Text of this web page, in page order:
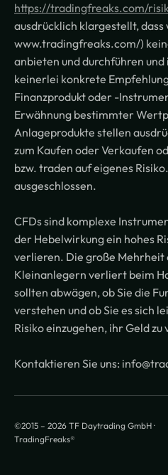
https://tradingfreaks.com/
ausdrücklich klargestellt,
www.tradingfreaks.com/)
anbieten und durchführen und
keinerlei konkrete
Finanzprodukt oder -
Erwähnung bestimmter
Anlageprodukte stellen
zum Kaufen oder Verkaufen
bzw. traden auf eigenes
ausgeschlossen.
CFDs sind komplexe
der Hebelwirkung ein hohes
verlieren. Die große Mehrheit
Kleinanlegern verliert beim
sollten abwägen, ob Sie die
verstehen und ob Sie es sich
Risiko einzugehen, ihr Geld
Kontaktieren Sie uns:
©2015 – 2026 TF Daytrading GmbH ·
TradingFreaks®